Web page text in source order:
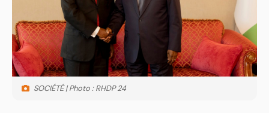
SOCIÉTÉ | Photo : RHDP 24